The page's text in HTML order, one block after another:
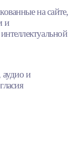
на сайте,
и
и